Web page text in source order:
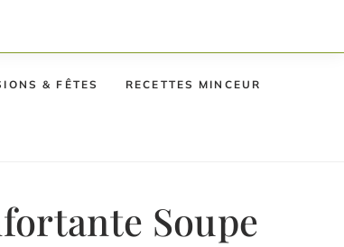
& FÊTES RECETTES MINCEUR
Soupe